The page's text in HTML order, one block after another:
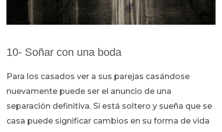
10- Soñar con una boda
Para los casados ver a sus parejas casándose
nuevamente puede ser el anuncio de una
separación definitiva. Si está soltero y sueña que se
casa puede significar cambios en su forma de vida